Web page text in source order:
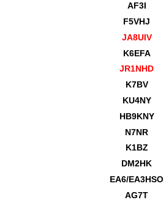
AF3I
F5VHJ
JA8UIV
K6EFA
JR1NHD
K7BV
KU4NY
HB9KNY
N7NR
K1BZ
DM2HK
EA6/EA3HSO
AG7T